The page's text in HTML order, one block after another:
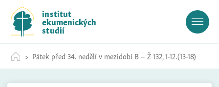
c
institut
ekumenických
studií
Pátek před 34. nedělí v mezidobí B – Ž 132, 1-12.(13-18)